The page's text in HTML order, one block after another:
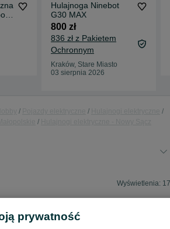
h
Hulajnoga Ninebot
G30 MAX
800 zł
836 zł z Pakietem
Ochronnym
Kraków, Stare Miasto
03 sierpnia 2026
Wyświetlenia:
prywatność